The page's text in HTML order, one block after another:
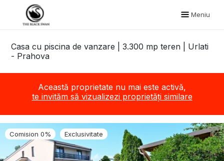
Meniu
Casa cu piscina de vanzare | 3.300 mp teren | Urlati
- Prahova
Această proprietate nu mai este activă,
te invităm să vizualizezi proprietăți similare
Comision 0% Exclusivitate